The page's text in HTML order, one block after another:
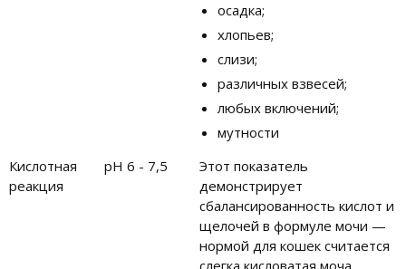
осадка;
хлопьев;
слизи;
различных взвесей;
любых включений;
мутности
Кислотная
реакция
рН 6 - 7,5
Этот показатель
демонстрирует
сбалансированность кислот и
щелочей в формуле мочи —
нормой для кошек считается